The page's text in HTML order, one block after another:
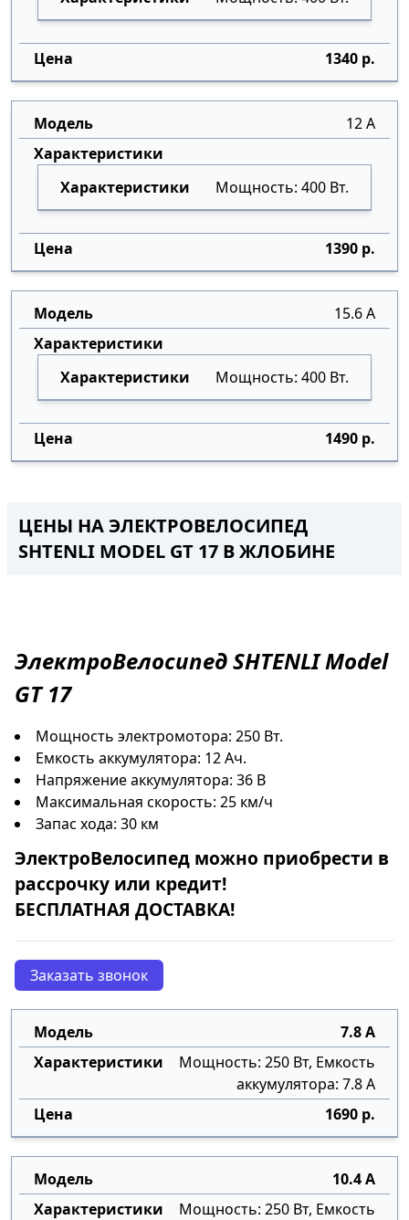
1340 р.
12 А
Мощность: 400 Вт.
1390 р.
15.6 А
Мощность: 400 Вт.
1490 р.
ЦЕНЫ НА ЭЛЕКТРОВЕЛОСИПЕД
SHTENLI MODEL GT 17 В ЖЛОБИНЕ
ЭлектроВелосипедSHTENLI Model
GT 17
Мощность электромотора: 250 Вт.
Емкость аккумулятора: 12 Ач.
Напряжение аккумулятора: 36 В
Максимальная скорость: 25 км/ч
Запас хода: 30 км
ЭлектроВелосипед можно приобрести в
рассрочку или кредит!
БЕСПЛАТНАЯ ДОСТАВКА!
Заказать звонок
7.8 А
Мощность: 250 Вт, Емкость
аккумулятора: 7.8 А
1690 р.
10.4 А
Мощность: 250 Вт, Емкость